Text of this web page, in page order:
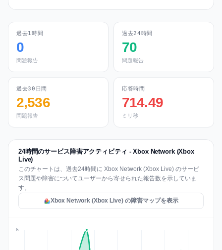
過去1時間
0
問題報告
過去24時間
70
問題報告
過去30日間
2,536
問題報告
応答時間
714.49
ミリ秒
24時間のサービス障害アクティビティ - Xbox Network (Xbox
Live)
このチャートは、過去24時間に Xbox Network (Xbox Live) のサービ
ス問題や障害についてユーザーから寄せられた報告数を示していま
す。
Xbox Network (Xbox Live) の障害マップを表示